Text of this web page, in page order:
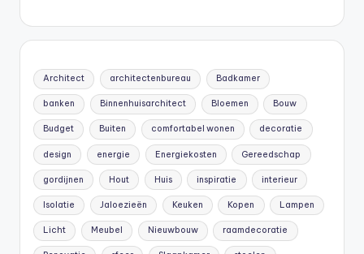
Architect architectenbureau Badkamer
banken Binnenhuisarchitect Bloemen Bouw
Budget Buiten comfortabel wonen decoratie
design energie Energiekosten Gereedschap
gordijnen Hout Huis inspiratie interieur
Isolatie Jaloezieën Keuken Kopen Lampen
Licht Meubel Nieuwbouw raamdecoratie